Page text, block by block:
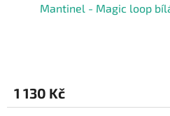
Mantinel - Magic loop
1 130 Kč